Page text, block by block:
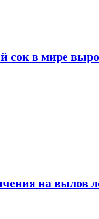
сок в мире
на вылов